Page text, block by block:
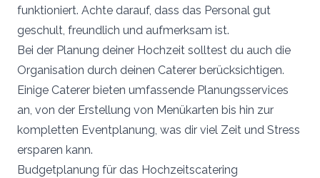
funktioniert. Achte darauf, dass das Personal gut
geschult, freundlich und aufmerksam ist.
Bei der Planung deiner Hochzeit solltest du auch die
Organisation durch deinen Caterer berücksichtigen.
Einige Caterer bieten umfassende Planungsservices
an, von der Erstellung von Menükarten bis hin zur
kompletten Eventplanung, was dir viel Zeit und Stress
ersparen kann.
Budgetplanung für das Hochzeitscatering